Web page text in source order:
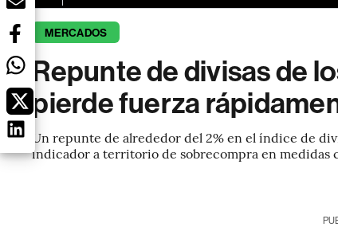
MERCADOS
Repunte de divisas de
pierde fuerza
Un repunte de alrededor del 2% en el índice de
indicador a territorio de sobrecompra en medidas